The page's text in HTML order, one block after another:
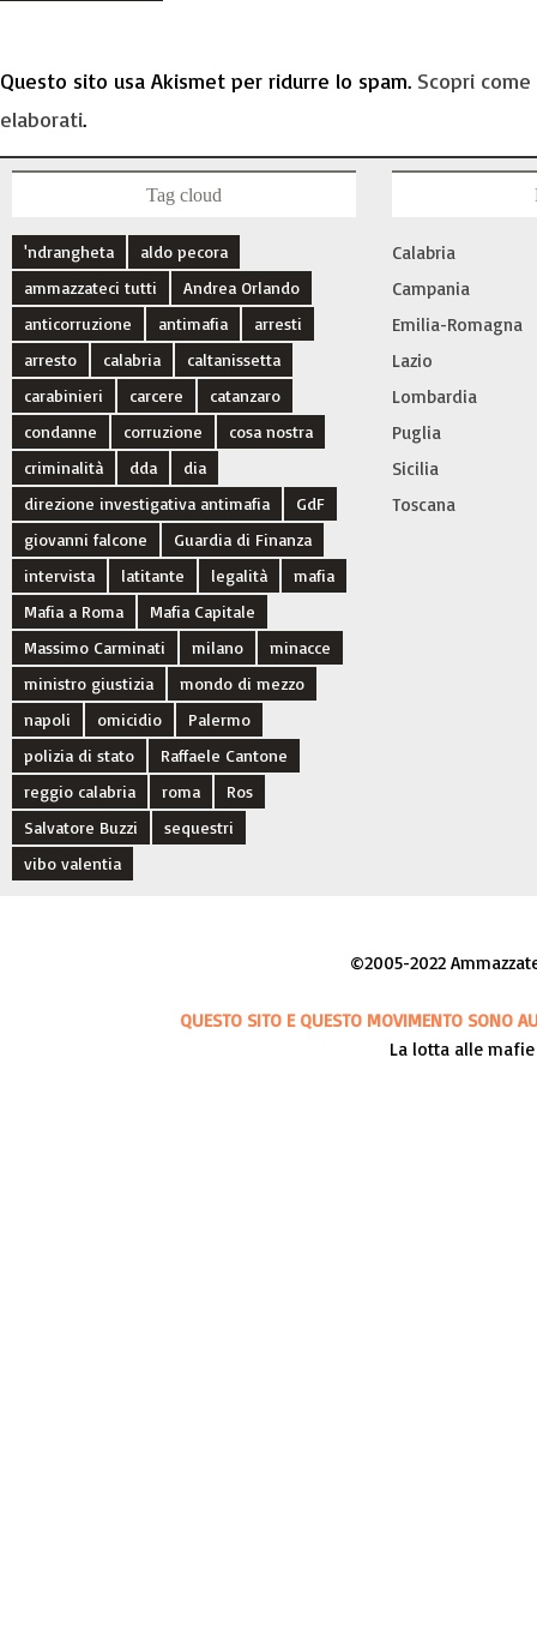
Questo sito usa Akismet per ridurre lo spam. Scopri
elaborati.
Tag cloud
'ndrangheta
aldo pecora
ammazzateci tutti
Andrea Orlando
anticorruzione
antimafia
arresti
arresto
calabria
caltanissetta
carabinieri
carcere
catanzaro
condanne
corruzione
cosa nostra
criminalità
dda
dia
direzione investigativa antimafia
GdF
giovanni falcone
Guardia di Finanza
intervista
latitante legalità
mafia
Mafia a Roma
Mafia Capitale
Massimo Carminati
milano
minacce
ministro giustizia
mondo di mezzo
napoli
omicidio
Palermo
polizia di stato
Raffaele Cantone
reggio calabria
roma
Ros
Salvatore Buzzi
sequestri
vibo valentia
Calabria
Campania
Emilia-Romagna
Lazio
Lombardia
Puglia
Sicilia
Toscana
©2005-2022
QUESTO SITO E QUESTO MOVIMENTO SONO
La lotta alle